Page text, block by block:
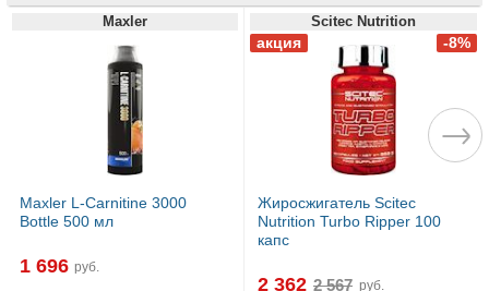
Maxler
Maxler L-Carnitine 3000
Bottle 500 мл
1 696 руб.
Scitec Nutrition
Жиросжигатель Scitec
Nutrition Turbo Ripper 100
капс
2 362
руб.